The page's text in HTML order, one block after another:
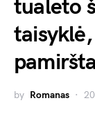
tualeto
pamiršta
by Romanas